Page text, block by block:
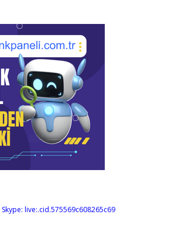
Skype: live:.cid.575569c608265c69